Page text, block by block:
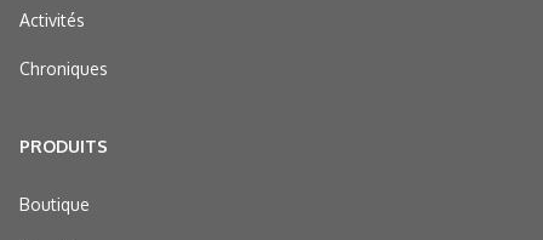
Activités
Chroniques
PRODUITS
Boutique